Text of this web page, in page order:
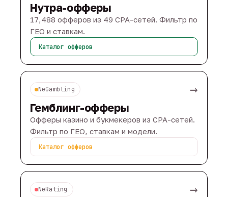
Нутра-офферы
17,488 офферов из 49 CPA-сетей. Фильтр по
ГЕО и ставкам.
Каталог офферов
NeGambling →
Гемблинг-офферы
Офферы казино и букмекеров из CPA-сетей.
Фильтр по ГЕО, ставкам и модели.
Каталог офферов
NeRating →